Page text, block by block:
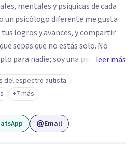
mentales y psíquicas de cada
un psicólogo diferente me gusta
logros y avances, y compartir
sepas que no estás solo. No
para nadie; soy una persona que
y grita. Para mí, tu salud, tu paz y
estarán por encima de lo
que aprendí en la formación
que antes que las técnicas se
leer más
del espectro autista
+7 más
Email